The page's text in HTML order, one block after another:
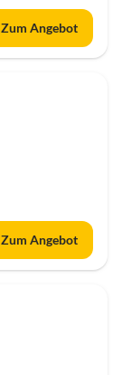
Zum Angebot
Zum Angebot